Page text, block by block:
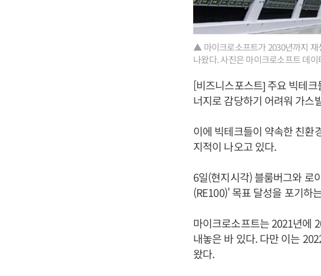
▲ 마이크로소프트가 2030년까지 재
나왔다. 사진은 마이크로소프트 데
[비즈니스포스트] 주요 빅테
너지로 감당하기 어려워 가스
이에 빅테크들이 약속한 친환
지적이 나오고 있다.
6일(현지시각) 블룸버그와 로
(RE100)' 목표 달성을 포기하
마이크로소프트는 2021년에
내놓은 바 있다. 다만 이는
왔다.